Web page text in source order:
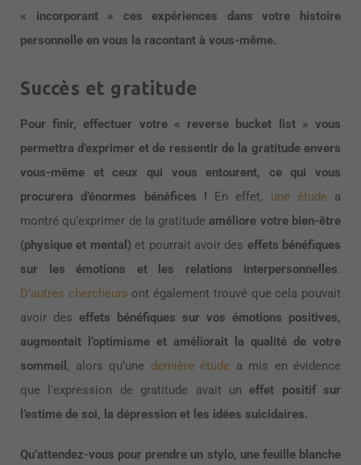
« incorporant » ces expériences dans votre histoire
personnelle en vous la racontant à vous-même.
Succès et gratitude
Pour finir, effectuer votre « reverse bucket list » vous
permettra d’exprimer et de ressentir de la gratitude envers
vous-même et ceux qui vous entourent, ce qui vous
procurera d’énormes bénéfices ! En effet, une étudea
montré qu’exprimer de la gratitudeaméliore votre bien-être
(physique et mental) et pourrait avoir des effets bénéfiques
sur les émotions et les relations interpersonnelles.
D’autres chercheurs ont également trouvé que cela pouvait
avoir des effets bénéfiques sur vos émotions positives,
augmentait l’optimisme et améliorait la qualité de votre
sommeil , alors qu’une dernière étude a mis en évidence
que l’expression de gratitude avait uneffet positif sur
l’estime de soi, la dépression et les idées suicidaires.
Qu’attendez-vous pour prendre un stylo, une feuille blanche